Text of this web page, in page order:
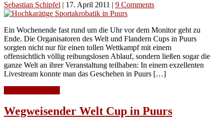
Sebastian Schipfel 17. April 2011 9 Comments
Ein Wochenende fast rund um die Uhr vor dem Monitor geht zu
Ende. Die Organisatoren des Welt und Flandern Cups in Puurs
sorgten nicht nur für einen tollen Wettkampf mit einem
offensichtlich völlig reibungslosen Ablauf, sondern ließen sogar die
ganze Welt an ihrer Veranstaltung teilhaben: In einem exzellenten
Livestream konnte man das Geschehen in Puurs […]
Wegweisender Welt Cup in Puurs